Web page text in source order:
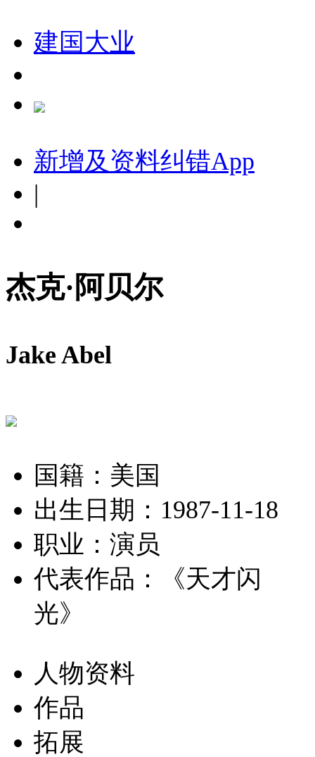
建国大业
新增及资料纠错App
|
杰克·阿贝尔
Jake Abel
国籍：美国
出生日期：1987-11-18
职业：演员
代表作品：
《天才闪
光》
人物资料
作品
拓展